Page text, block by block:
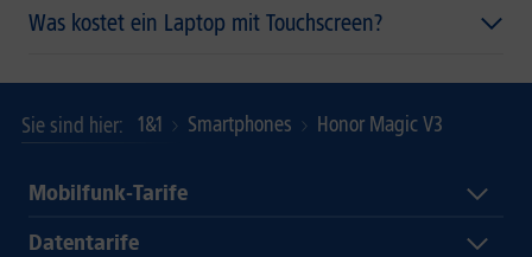
Was kostet ein Laptop mit Touchscreen?
Sie sind hier 1&1 Smartphones Honor Magic V3
Mobilfunk-Tarife
Datentarife